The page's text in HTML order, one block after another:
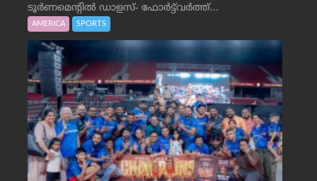
ടൂർണമെന്റിൽ ഡാളസ്- ഫോർട്ട്‌വര്‍ത്ത്...
AMERICA SPORTS